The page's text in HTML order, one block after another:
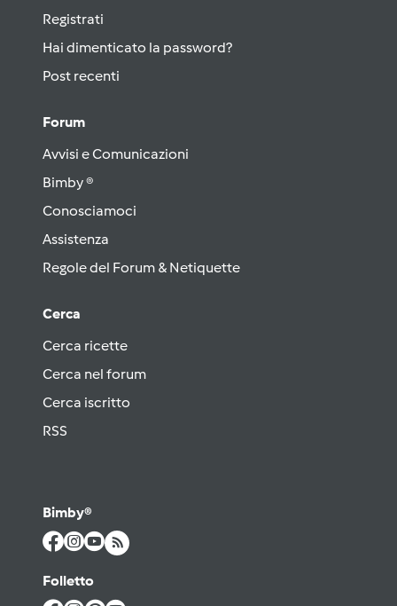
Registrati
Hai dimenticato la password?
Post recenti
Forum
Avvisi e Comunicazioni
Bimby ®
Conosciamoci
Assistenza
Regole del Forum & Netiquette
Cerca
Cerca ricette
Cerca nel forum
Cerca iscritto
RSS
Bimby®
Folletto